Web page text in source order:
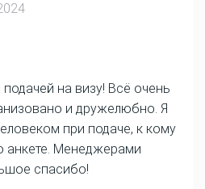
на визу! Всё очень
и дружелюбно. Я
при подаче, к кому
анкете. Менеджерами
спасибо!